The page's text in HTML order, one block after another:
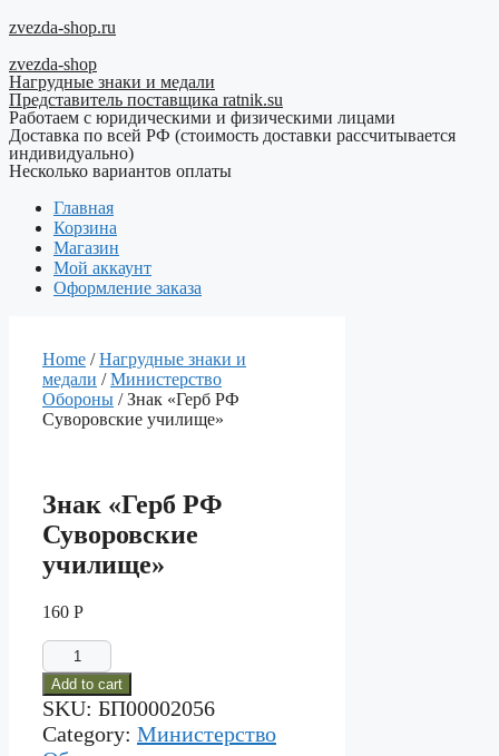
Перейти
содержимому
zvezda-shop.ru
zvezda-shop
Нагрудные знаки и медали
Представитель поставщика ratnik.su
Работаем с юридическими и физическими лицами
Доставка по всей РФ (стоимость доставки рассчитывается
индивидуально)
Несколько вариантов оплаты
Главная
Корзина
Магазин
Мой аккаунт
Оформление заказа
Home /Нагрудные знаки и
медали /Министерство
Обороны / Знак «Герб РФ
Суворовские училище»
Знак «Герб РФ
Суворовские
училище»
160 Р
Знак
"Герб
РФ
Суворовские
училище"
quantity
Add to cart
SKU: БП00002056
Category: Министерство